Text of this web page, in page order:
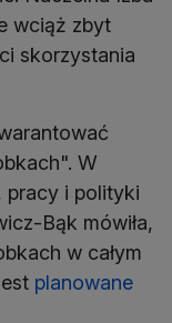
wciąż zbyt
skorzystania
W
pracy i polityki
Bąk mówiła,
w całym
planowane